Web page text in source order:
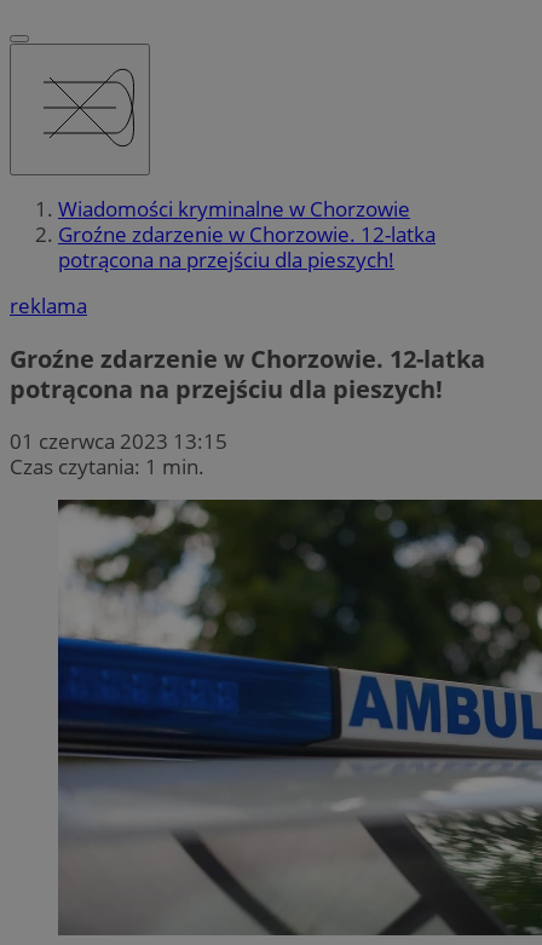
Wiadomości kryminalne w Chorzowie
Groźne zdarzenie w Chorzowie. 12-latka
potrącona na przejściu dla pieszych!
reklama
Groźne zdarzenie w Chorzowie. 12-latka
potrącona na przejściu dla pieszych!
01 czerwca 2023 13:15
Czas czytania: 1 min.